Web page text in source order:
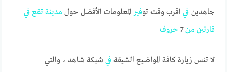
جاهدينفي اقرب وقت توفي ر المعلومات الأفضل حول مدينة تقع في
قارتين من7 حروف
لا تنس زيارة كافة المواضيع الشيقةفي شبكة شاهد ، والتي